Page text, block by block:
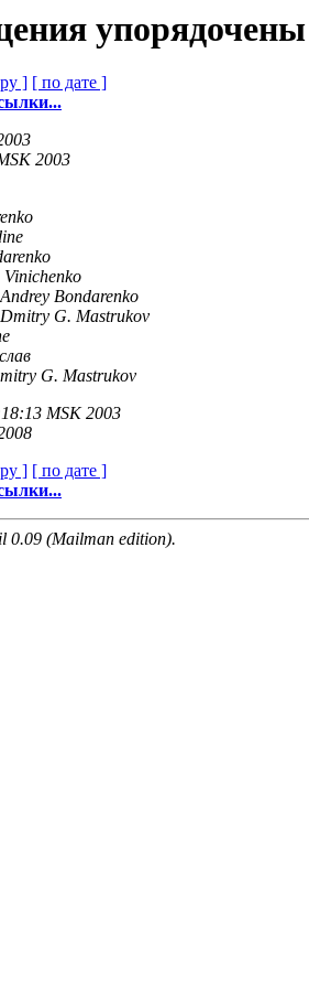
упорядочены
] [ по дате ]
2003
Vinichenko
Andrey Bondarenko
Dmitry G. Mastrukov
G. Mastrukov
MSK 2003
] [ по дате ]
0.09 (Mailman edition).